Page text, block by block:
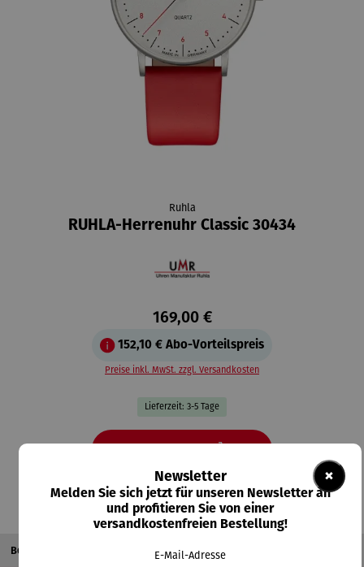
Ruhla
RUHLA-Herrenuhr Classic 30434
169,00 €
152,10 € Abo-Vorteilspreis
Preise inkl. MwSt. zzgl. Versandkosten
Lieferzeit: 3-5 Tage
Beschreibung
×
Newsletter
Melden Sie sich jetzt für unseren Newsletter an
und profitieren Sie von einer
versandkostenfreien Bestellung!
E-Mail-Adresse